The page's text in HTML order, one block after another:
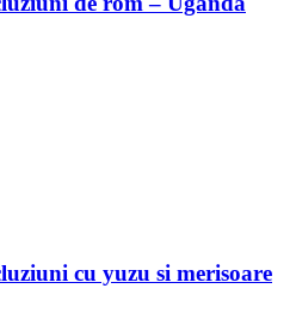
cu yuzu si merisoare